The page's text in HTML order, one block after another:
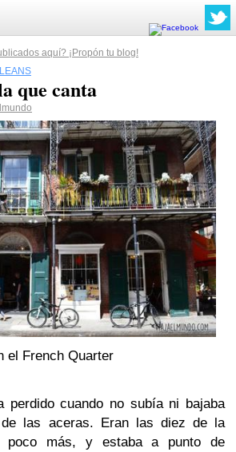
aquí? ¡Propón tu blog!
que canta
el French Quarter
perdido cuando no subía ni bajaba
de las aceras. Eran las diez de la
poco más, y estaba a punto de